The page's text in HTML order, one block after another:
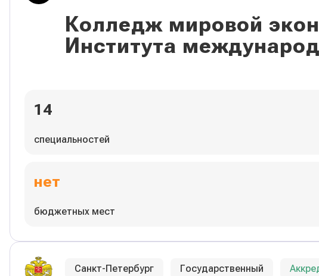
Колледж мировой
Института
14
специальностей
нет
бюджетных мест
Санкт-Петербург Государственный